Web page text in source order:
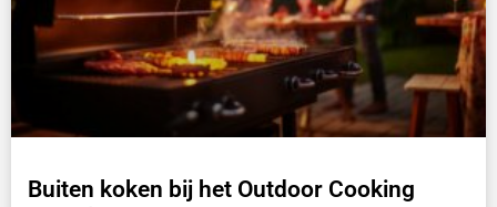
Buiten koken bij het Outdoor Cooking